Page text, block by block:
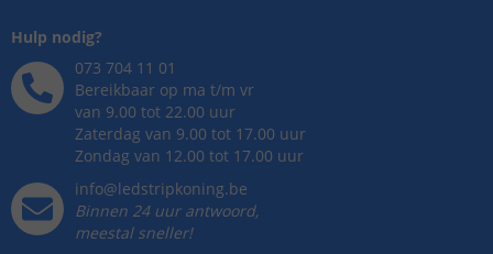
Hulp nodig?
073 704 11 01
Bereikbaar op ma t/m vr
van 9.00 tot 22.00 uur
Zaterdag van 9.00 tot 17.00 uur
Zondag van 12.00 tot 17.00 uur
info@ledstripkoning.be
Binnen 24 uur antwoord,
meestal sneller!